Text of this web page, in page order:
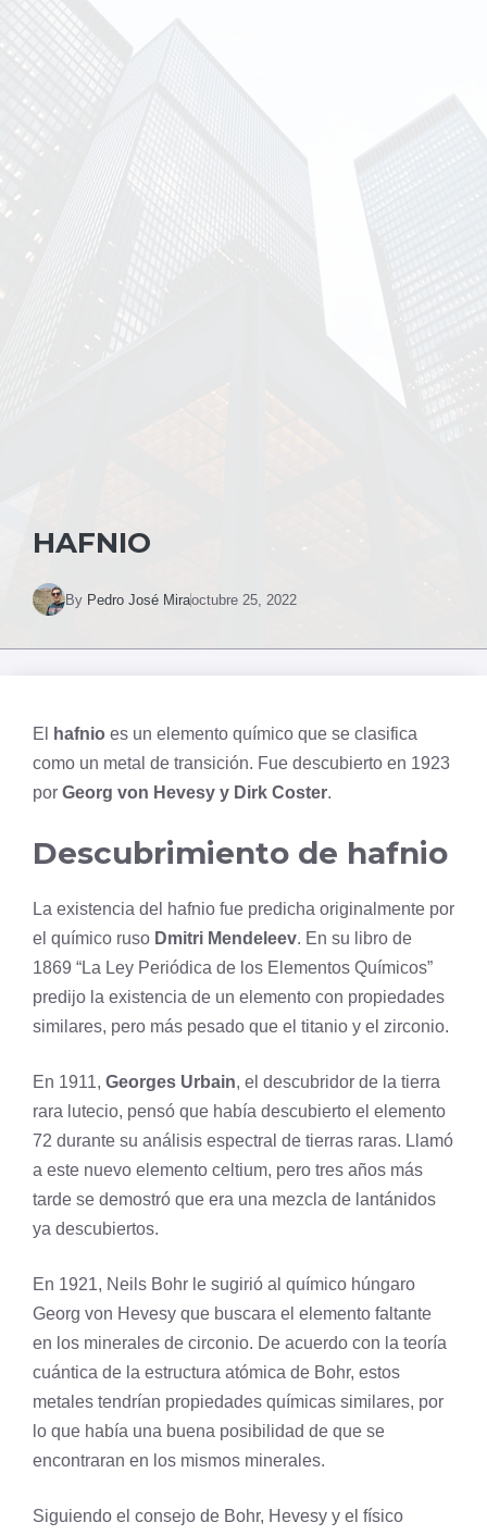
HAFNIO
By Pedro José Miraoctubre 25, 2022
El hafnio es un elemento químico que se clasifica
como un metal de transición. Fue descubierto en 1923
por Georg von Hevesy y Dirk Coster.
Descubrimiento de hafnio
La existencia del hafnio fue predicha originalmente por
el químico ruso Dmitri Mendeleev. En su libro de
1869 “La Ley Periódica de los Elementos Químicos”
predijo la existencia de un elemento con propiedades
similares, pero más pesado que el titanio y el zirconio.
En 1911, Georges Urbain, el descubridor de la tierra
rara lutecio, pensó que había descubierto el elemento
72 durante su análisis espectral de tierras raras. Llamó
a este nuevo elemento celtium, pero tres años más
tarde se demostró que era una mezcla de lantánidos
ya descubiertos.
En 1921, Neils Bohr le sugirió al químico húngaro
Georg von Hevesy que buscara el elemento faltante
en los minerales de circonio. De acuerdo con la teoría
cuántica de la estructura atómica de Bohr, estos
metales tendrían propiedades químicas similares, por
lo que había una buena posibilidad de que se
encontraran en los mismos minerales.
Siguiendo el consejo de Bohr, Hevesy y el físico